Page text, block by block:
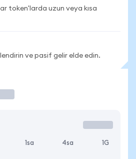
token'larda uzun veya kısa
ve pasif gelir elde edin.
1sa 4sa 1G